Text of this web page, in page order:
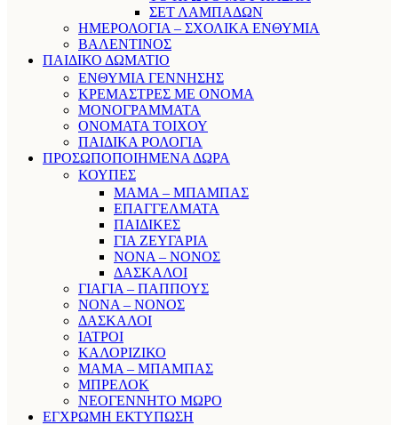
ΣΕΤ ΛΑΜΠΑΔΩΝ
ΗΜΕΡΟΛΟΓΙΑ – ΣΧΟΛΙΚΑ ΕΝΘΥΜΙΑ
ΒΑΛΕΝΤΙΝΟΣ
ΠΑΙΔΙΚΟ ΔΩΜΑΤΙΟ
ΕΝΘΥΜΙΑ ΓΕΝΝΗΣΗΣ
ΚΡΕΜΑΣΤΡΕΣ ΜΕ ΟΝΟΜΑ
ΜΟΝΟΓΡΑΜΜΑΤΑ
ΟΝΟΜΑΤΑ ΤΟΙΧΟΥ
ΠΑΙΔΙΚΑ ΡΟΛΟΓΙΑ
ΠΡΟΣΩΠΟΠΟΙΗΜΕΝΑ ΔΩΡΑ
ΚΟΥΠΕΣ
ΜΑΜΑ – ΜΠΑΜΠΑΣ
ΕΠΑΓΓΕΛΜΑΤΑ
ΠΑΙΔΙΚΕΣ
ΓΙΑ ΖΕΥΓΑΡΙΑ
ΝΟΝΑ – ΝΟΝΟΣ
ΔΑΣΚΑΛΟΙ
ΓΙΑΓΙΑ – ΠΑΠΠΟΥΣ
ΝΟΝΑ – ΝΟΝΟΣ
ΔΑΣΚΑΛΟΙ
ΙΑΤΡΟΙ
ΚΑΛΟΡΙΖΙΚΟ
ΜΑΜΑ – ΜΠΑΜΠΑΣ
ΜΠΡΕΛΟΚ
ΝΕΟΓΕΝΝΗΤΟ ΜΩΡΟ
ΕΓΧΡΩΜΗ ΕΚΤΥΠΩΣΗ